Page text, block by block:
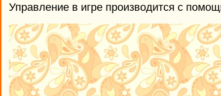
Управление в игре производится с